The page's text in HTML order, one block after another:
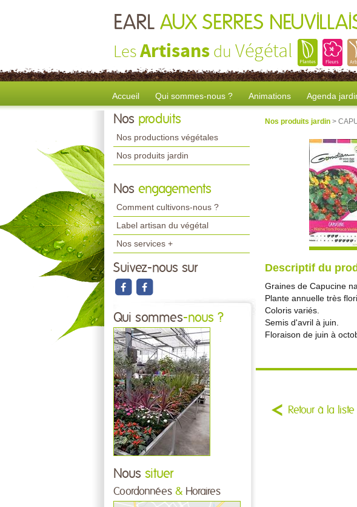
EARL AUX SERRES
LesArtisans du Végétal
Accueil Qui sommes-nous ? Animations Agenda
Nos produits
Nos productions végétales
Nos produits jardin
Nos engagements
Comment cultivons-nous ?
Label artisan du végétal
Nos services +
Suivez-nous sur
Qui sommes-nous ?
Nous situer
Coordonnées & Horaires
Nos produits jardin >
Descriptif du
Graines de Capucine
Plante annuelle très
Coloris variés.
Semis d'avril à juin.
Floraison de juin à
Retour à la liste